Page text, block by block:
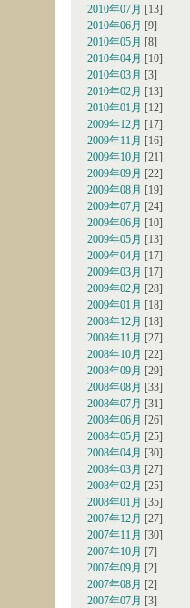
2010年07月 [13]
2010年06月 [9]
2010年05月 [8]
2010年04月 [10]
2010年03月 [3]
2010年02月 [13]
2010年01月 [12]
2009年12月 [17]
2009年11月 [16]
2009年10月 [21]
2009年09月 [22]
2009年08月 [19]
2009年07月 [24]
2009年06月 [10]
2009年05月 [13]
2009年04月 [17]
2009年03月 [17]
2009年02月 [28]
2009年01月 [18]
2008年12月 [18]
2008年11月 [27]
2008年10月 [22]
2008年09月 [29]
2008年08月 [33]
2008年07月 [31]
2008年06月 [26]
2008年05月 [25]
2008年04月 [30]
2008年03月 [27]
2008年02月 [25]
2008年01月 [35]
2007年12月 [27]
2007年11月 [30]
2007年10月 [7]
2007年09月 [2]
2007年08月 [2]
2007年07月 [3]